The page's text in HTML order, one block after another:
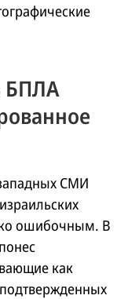
БПЛА
СМИ
ошибочным. В
как